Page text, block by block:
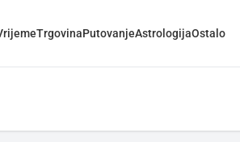
TrgovinaPutovanjeAstrologijaOstalo